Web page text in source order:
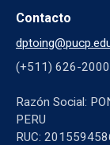
Contacto
(+511) 626-
Razón Social:
PERU
RUC: